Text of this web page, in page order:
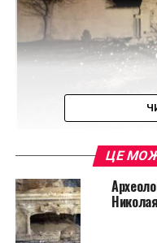
Отметим, что
которого на стенах
Ранее магнитуда
человек.
ЦЕ
Николая